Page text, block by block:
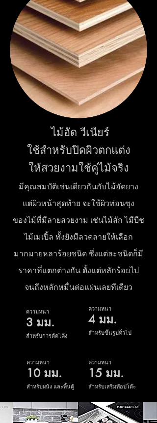
ไม้อัด วีเนียร์
ใช้สำหรับปิดผิวตกแต่ง
ให้สวยงามใช้คู่ไม้จริง
มีคุณสมบัติเช่นเดียวกันกับไม้อัดยาง
แต่ผิวหน้าสุดท้าย จะใช้ผิวท่อนซุง
ของไม้ที่มีลายสวยงาม เช่นไม้สัก ไมีบีช
ไม้เมเปิ้ล ทั้งยังมีลวดลายให้เลือก
มากมายหลาร้อยชนิด ซึ่งแต่ละชนิดก็มี
ราคาที่แตกต่างกัน ตั้งแต่หลักร้อยไป
จนถึงหลักหมื่นต่อแผ่นเลยทีเดียว
ความหนา
3 มม.
สำหรับการดัดโค้ง
ความหนา
4 มม.
สำหรับขึ้นรูปทั่วไป
ความหนา
10 มม.
สำหรับผนัง และพื้นตู้
ความหนา
15 มม.
สำหรับเสริมท๊อปโต๊ะ